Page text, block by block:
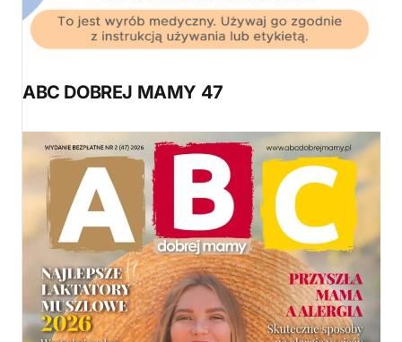
ABC DOBREJ MAMY 47